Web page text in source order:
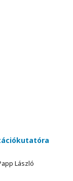
László